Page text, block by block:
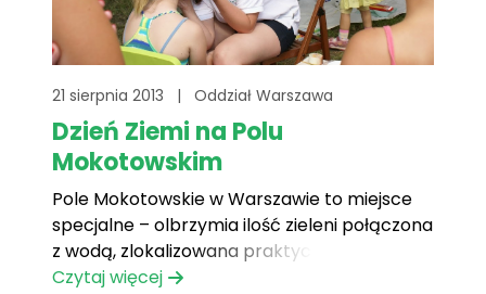
21 sierpnia 2013 | Oddział Warszawa
Dzień Ziemi na Polu
Mokotowskim
Pole Mokotowskie w Warszawie to miejsce
specjalne – olbrzymia ilość zieleni połączona
z wodą, zlokalizowana praktycznie w
centrum blokowisk, przyciąga jak magnes
Czytaj więcej